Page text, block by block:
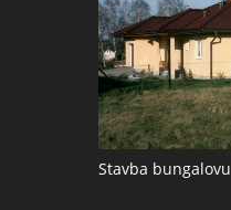
Stavba bungalovu